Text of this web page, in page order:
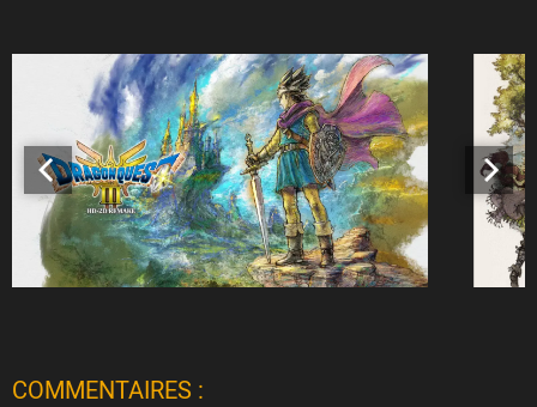
COMMENTAIRES :